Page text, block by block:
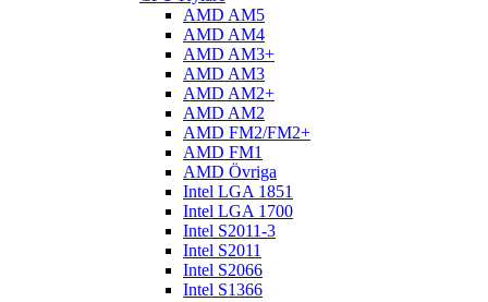
AMD AM5
AMD AM4
AMD AM3+
AMD AM3
AMD AM2+
AMD AM2
AMD FM2/FM2+
AMD FM1
AMD Övriga
Intel LGA 1851
Intel LGA 1700
Intel S2011-3
Intel S2011
Intel S2066
Intel S1366